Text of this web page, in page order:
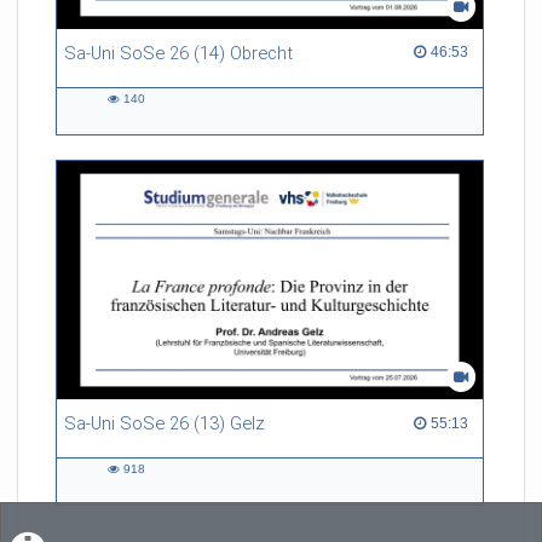
Sa-Uni SoSe 26 (14) Obrecht 46:53
46:53 duration
140
Sa-Uni SoSe 26 (13) Gelz 55:13
55:13 duration
918